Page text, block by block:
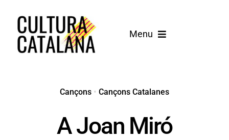
content
Menu
Cançons
Blog
Cançons • Cançons Catalanes
A Joan Miró